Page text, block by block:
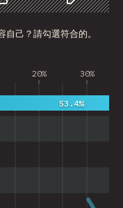
分享
自訂資料
己？請勾選符合的。
20% 30%
53.4%